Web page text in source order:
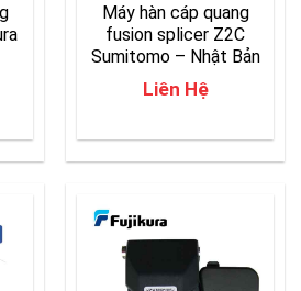
125.000.000₫.
Máy hàn cáp quang
fusion splicer Z2C
Sumitomo – Nhật Bản
Liên Hệ